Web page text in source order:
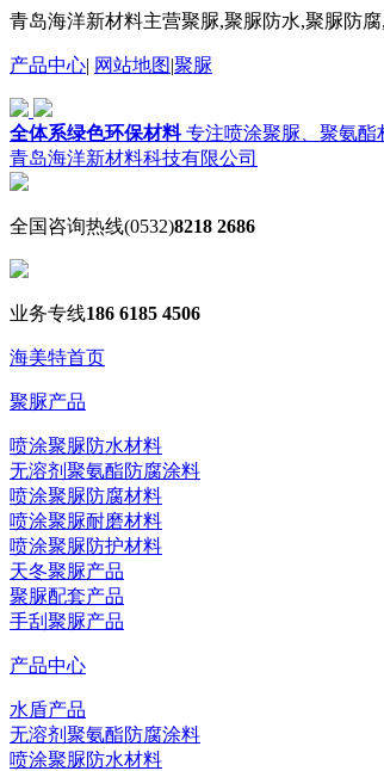
青岛海洋新材料主营聚脲,聚脲防水,聚脲防
产品中心| 网站地图|聚脲
全体系绿色环保材料专注喷涂聚脲、聚氨酯
青岛海洋新材料科技有限公司
全国咨询热线(0532)8218 2686
业务专线186 6185 4506
海美特首页
聚脲产品
喷涂聚脲防水材料
无溶剂聚氨酯防腐涂料
喷涂聚脲防腐材料
喷涂聚脲耐磨材料
喷涂聚脲防护材料
天冬聚脲产品
聚脲配套产品
手刮聚脲产品
产品中心
水盾产品
无溶剂聚氨酯防腐涂料
喷涂聚脲防水材料